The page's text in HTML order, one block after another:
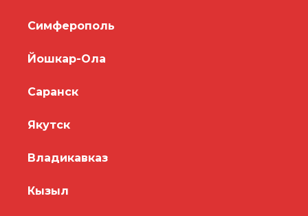
Симферополь
Йошкар-Ола
Саранск
Якутск
Владикавказ
Кызыл